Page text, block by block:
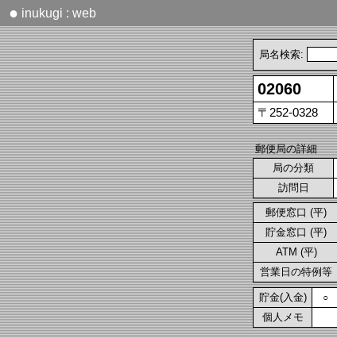
● inukugi : web
局名検索:
02060
〒252-0328
郵便局の詳細
局の分類
訪問日
郵便窓口 (平)
貯金窓口 (平)
ATM (平)
営業日の特例等
貯金(入金) ○
個人メモ